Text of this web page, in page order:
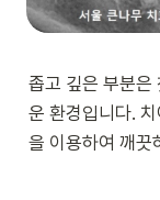
좁고 깊은 부분은
운 환경입니다.
을 이용하여 깨끗